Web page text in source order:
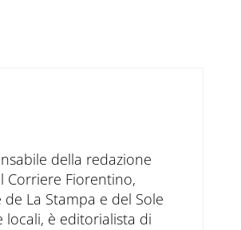
della redazione
Corriere Fiorentino,
La Stampa e del Sole
è editorialista di